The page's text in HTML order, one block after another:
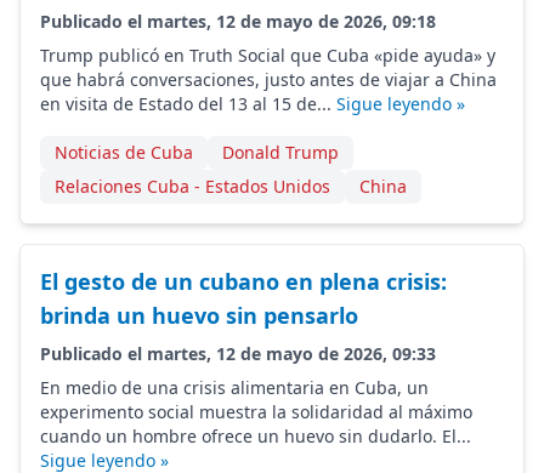
Publicado el martes, 12 de mayo de 2026, 09:18
Trump publicó en Truth Social que Cuba «pide ayuda» y
que habrá conversaciones, justo antes de viajar a China
en visita de Estado del 13 al 15 de... Sigue leyendo »
Noticias de Cuba
Donald Trump
Relaciones Cuba - Estados Unidos
China
El gesto de un cubano en plena crisis:
brinda un huevo sin pensarlo
Publicado el martes, 12 de mayo de 2026, 09:33
En medio de una crisis alimentaria en Cuba, un
experimento social muestra la solidaridad al máximo
cuando un hombre ofrece un huevo sin dudarlo. El...
Sigue leyendo »